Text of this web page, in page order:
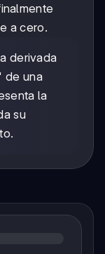
a cero.
derivada
de una
la
su